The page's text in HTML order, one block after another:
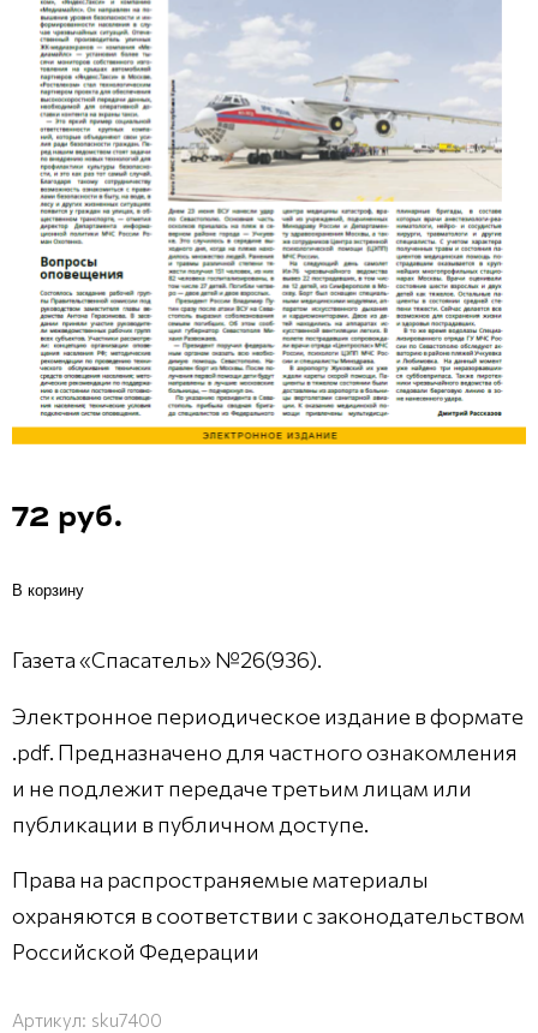
72 руб.
В корзину
Газета «Спасатель» №26(936).
Электронное периодическое издание в формате
.pdf. Предназначено для частного ознакомления
и не подлежит передаче третьим лицам или
публикации в публичном доступе.
Права на распространяемые материалы
охраняются в соответствии с законодательством
Российской Федерации
Артикул: sku7400